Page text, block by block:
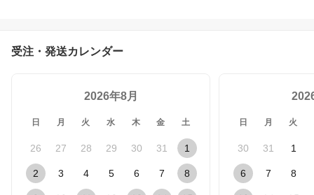
受注・発送カレンダー
2026年8月
日 月 火 水 木 金 土
26 27 28 29 30 31 1
2 3 4 5 6 7 8
日 月 火
30 31 1
6 7 8